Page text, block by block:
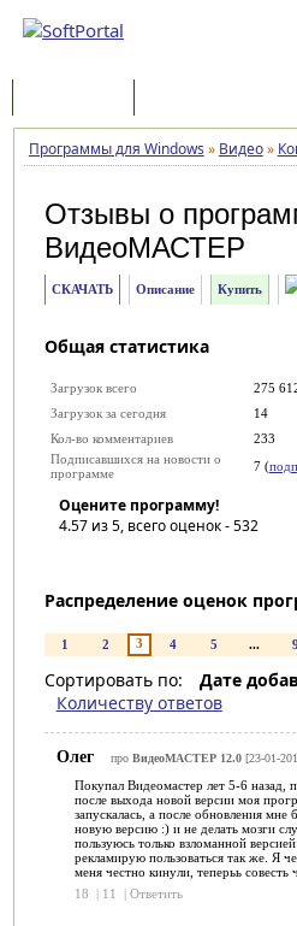
Программы для Windows » Видео»
Отзывы о
ВидеоМАСТЕР
СКАЧАТЬ Описание Купить
Общая статистика
Загрузок всего
275
Загрузок за сегодня
14
Кол-во комментариев
233
Подписавшихся на новости о
программе
7 (
Оцените программу!
4.57из 5, всего оценок -532
Распределение оценок
1 2 3 4 5 ... 9
Сортировать по: Дате
Количеству ответов
Олег про ВидеоМАСТЕР 12.0[23-01-
Покупал Видеомастер лет 5-6 назад,
после выхода новой версии моя
запускалась, а после обновления
новую версию :) и не делать мозги
пользуюсь только взломанной
рекламирую пользоваться так же. Я
меня честно кинули, теперьь совесть
18
| 11 | Ответить